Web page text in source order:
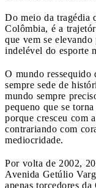
Do meio da tragédia
Colômbia, é a
que vem se
indelével do esporte
O mundo ressequido
sempre sede de
mundo sempre
pequeno que se
porque cresceu com
contrariando com
mediocridade.
Por volta de 2002,
Avenida Getúlio
apenas torcedores